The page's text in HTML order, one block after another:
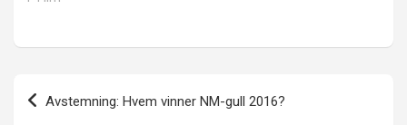
Innleggsnavigasjon
Avstemning: Hvem vinner NM-gull 2016?